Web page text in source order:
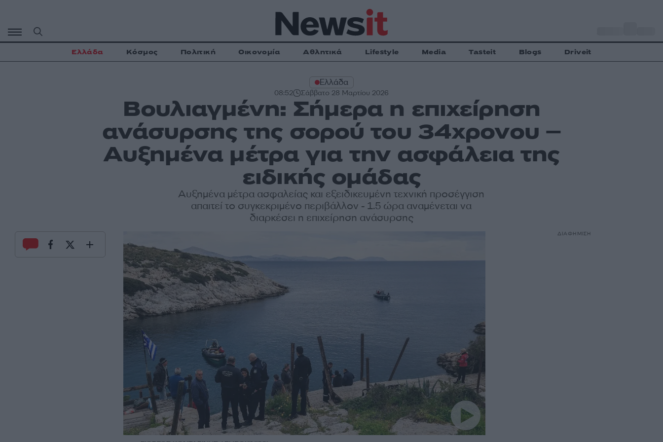
περιεχόμενο
Ελλάδα Κόσμος Πολιτική Οικονομία Αθλητικά Lifestyle Media Tasteit Blogs Driveit
Ελλάδα
08:52 Σάββατο 28 Μαρτίου 2026
Βουλιαγμένη: Σήμερα η επιχείρηση
ανάσυρσης της σορού του 34χρονου –
Αυξημένα μέτρα για την ασφάλεια της
ειδικής ομάδας
Αυξημένα μέτρα ασφαλείας και εξειδικευμένη τεχνική προσέγγιση
απαιτεί το συγκεκριμένο περιβάλλον - 1.5 ώρα αναμένεται να
διαρκέσει η επιχείρηση ανάσυρσης
ΔΙΑΦΗΜΙΣΗ